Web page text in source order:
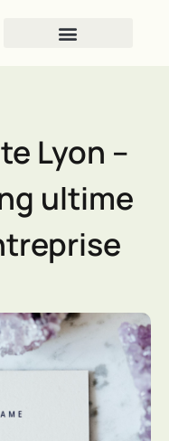
Lyon –
ultime